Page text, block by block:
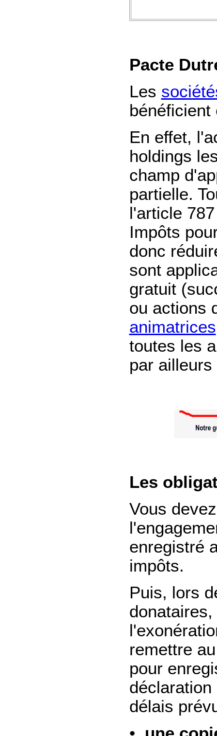
Pacte
Les
bénéficient
En effet,
holdings
champ
partielle.
l'article
Impôts
donc
sont
gratuit
ou actions
animatrices
toutes les
par
Les
Vous
enregistré
impôts.
Puis, lors
remettre
pour
délais